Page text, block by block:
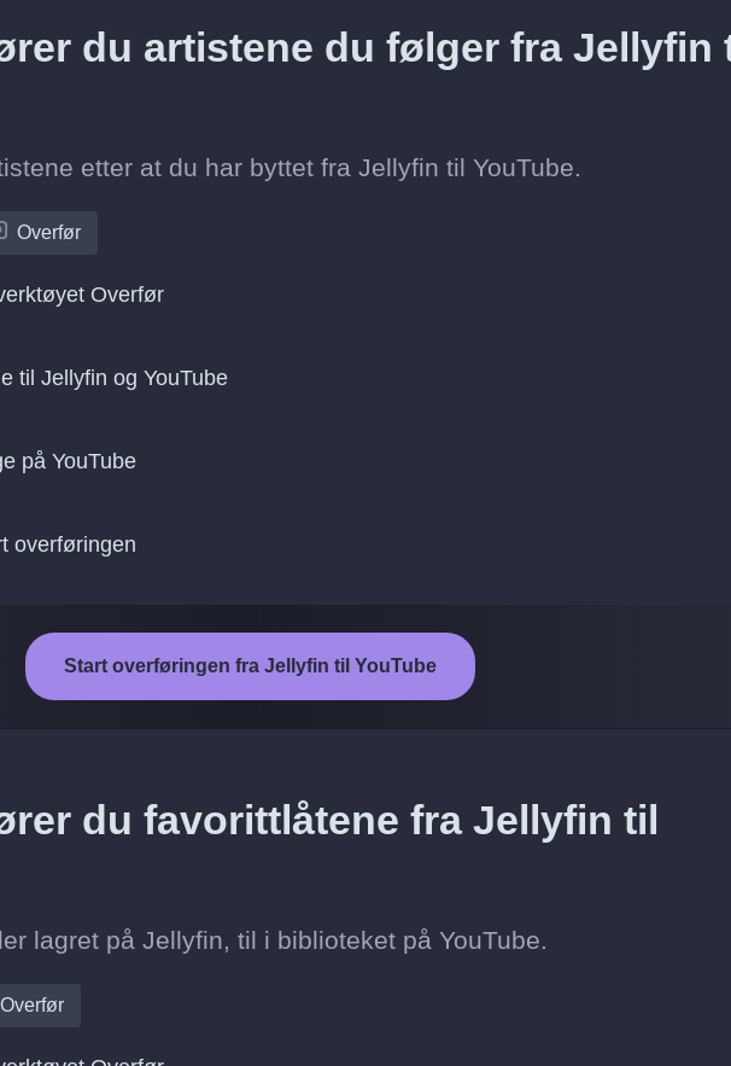
du artistene du følger fra Jellyfin
etter at du har byttet fra Jellyfin til YouTube.
Overfør
Overfør
til Jellyfin og YouTube
på YouTube
overføringen
Start overføringen fra Jellyfin til YouTube
du favorittlåtene fra Jellyfin til
lagret på Jellyfin, til i biblioteket på YouTube.
Overfør